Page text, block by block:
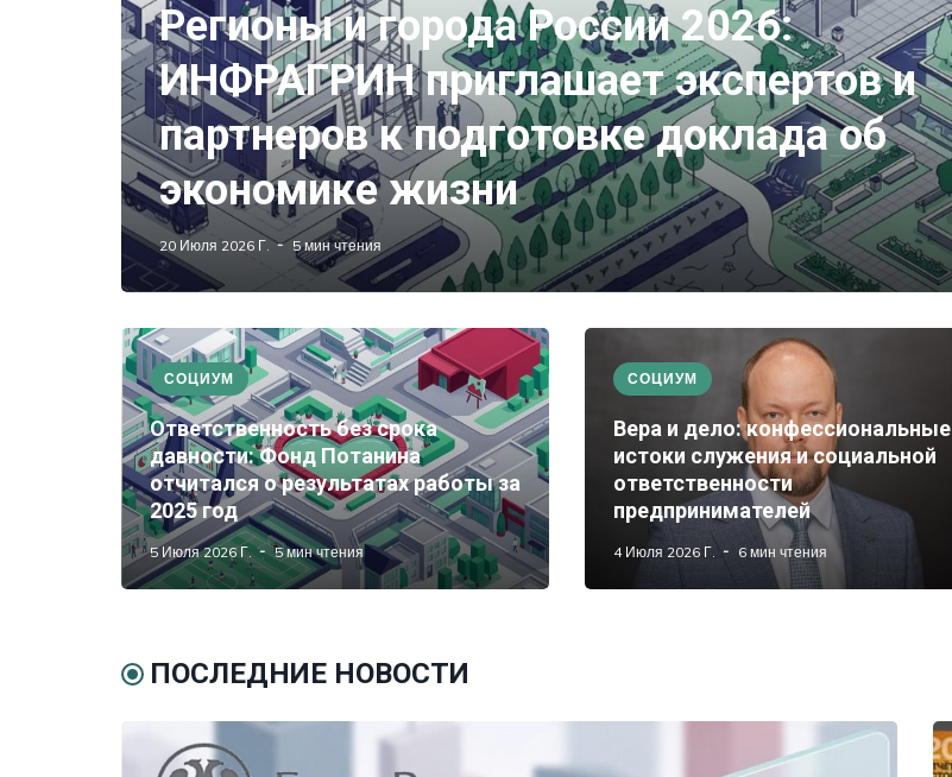
Регионы и города России 2026:
ИНФРАГРИН приглашает экспертов и
партнеров к подготовке доклада об
экономике жизни
20 Июля 2026 Г. 5 мин чтения
СОЦИУМ
Ответственность без срока
давности: Фонд Потанина
отчитался о результатах работы за
2025 год
5 Июля 2026 Г. 5 мин чтения
СОЦИУМ
Вера и дело: конфессиональные
истоки служения и социальной
ответственности
предпринимателей
4 Июля 2026 Г. 6 мин чтения
ПОСЛЕДНИЕ НОВОСТИ